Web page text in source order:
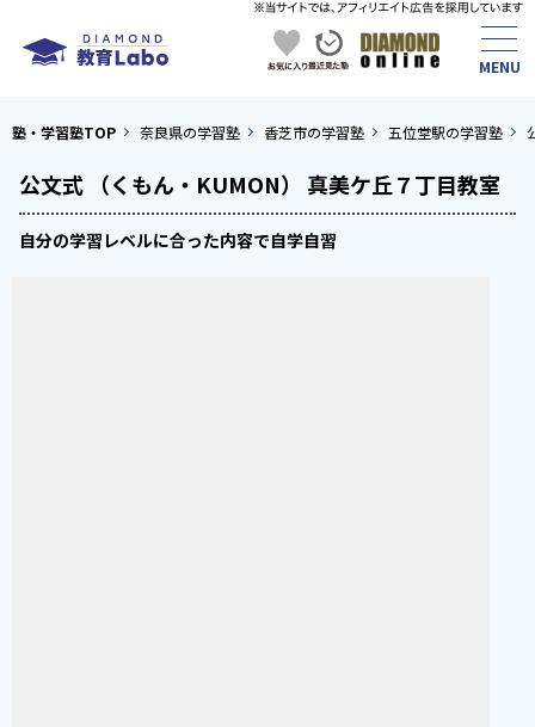
塾・学習塾TOP 奈良県の学習塾 香芝市の学習塾 五位堂駅の学習塾
公文式 （くもん・KUMON） 真美ケ丘７丁目教室
自分の学習レベルに合った内容で自学自習